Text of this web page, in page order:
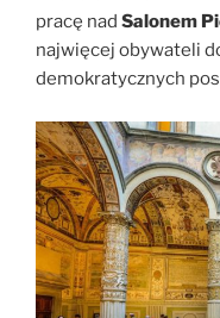
pracę nad Salonem
najwięcej obywateli
demokratycznych